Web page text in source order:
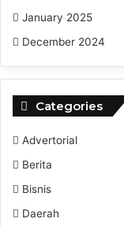
January 2025
December 2024
Categories
Advertorial
Berita
Bisnis
Daerah